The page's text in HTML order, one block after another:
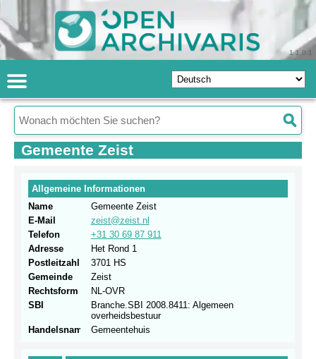
1.1.0.1
Gemeente Zeist
Allgemeine Informationen
Name
Gemeente Zeist
E-Mail
zeist@zeist.nl
Telefon
+31 30 69 87 911
Adresse
Het Rond 1
Postleitzahl
3701 HS
Gemeinde
Zeist
Rechtsform
NL-OVR
SBI
Branche.SBI 2008.8411: Algemeen
overheidsbestuur
HandelsnamenGemeentehuis